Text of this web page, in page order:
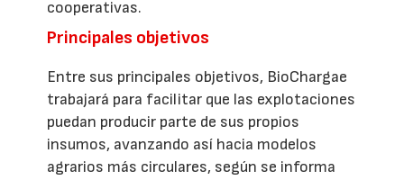
cooperativas.
Principales objetivos
Entre sus principales objetivos, BioChargae
trabajará para facilitar que las explotaciones
puedan producir parte de sus propios
insumos, avanzando así hacia modelos
agrarios más circulares, según se informa